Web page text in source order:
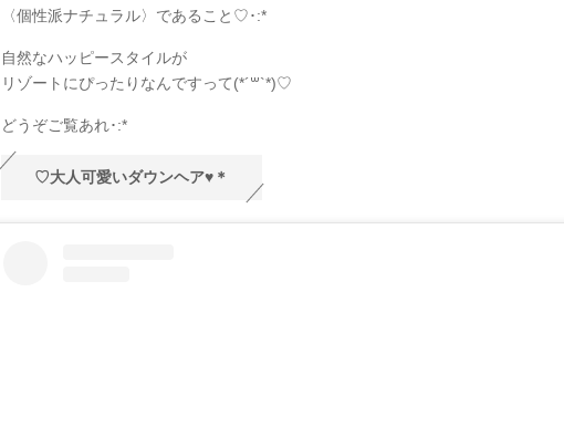
〈個性派ナチュラル〉であること♡･:*
自然なハッピースタイルが
リゾートにぴったりなんですって(*´꒳`*)♡
どうぞご覧あれ･:*
♡大人可愛いダウンヘア♥＊